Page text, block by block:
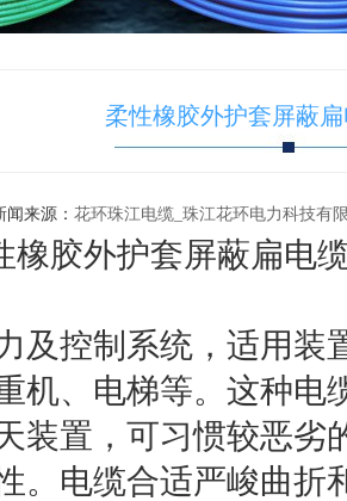
柔性橡胶外护套屏蔽
闻来源： 花环珠江电缆_珠江花环电力科技有
橡胶外护套屏蔽扁电
及控制系统，适用装
机、电梯等。这种电
装置，可习惯较恶劣
。电缆合适严峻曲折